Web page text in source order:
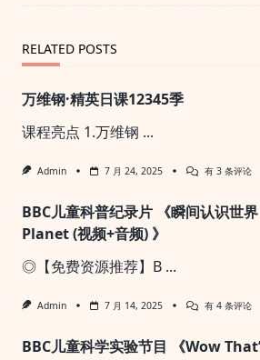
text">Page</span>
RELATED POSTS
万维钢·精英日课12345季
课程亮点 1.万维钢 ...
Admin 7 月 24, 2025
万
·
精
有 3 条评论
BBC儿童科普纪录片 《瞬间认识世
Planet (视频+音频) 》
◎【免费资源推荐】B ...
Admin 7 月 14, 2025
BBC
科
有 4 条评论
BBC儿童科学实验节目 《Wow